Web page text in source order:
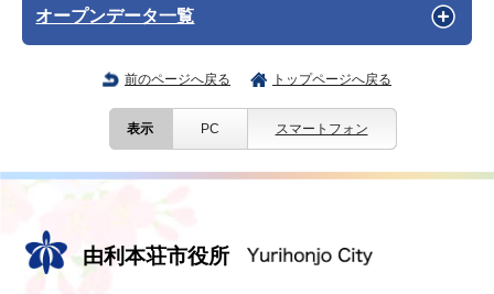
オープンデータ一覧
前のページへ戻る トップページへ戻る
表示 PC スマートフォン
由利本荘市役所